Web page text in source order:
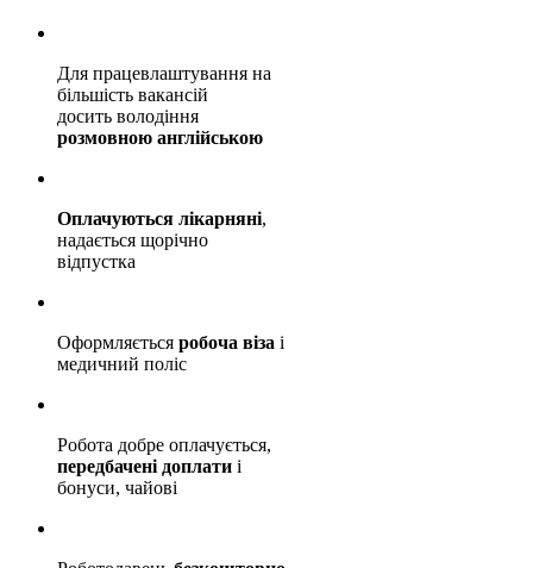
Для працевлаштування на
більшість вакансій
досить володіння
розмовною англійською
Оплачуються лікарняні,
надається щорічно
відпустка
Оформляється робоча віза і
медичний поліс
Робота добре оплачується,
передбачені доплати і
бонуси, чайові